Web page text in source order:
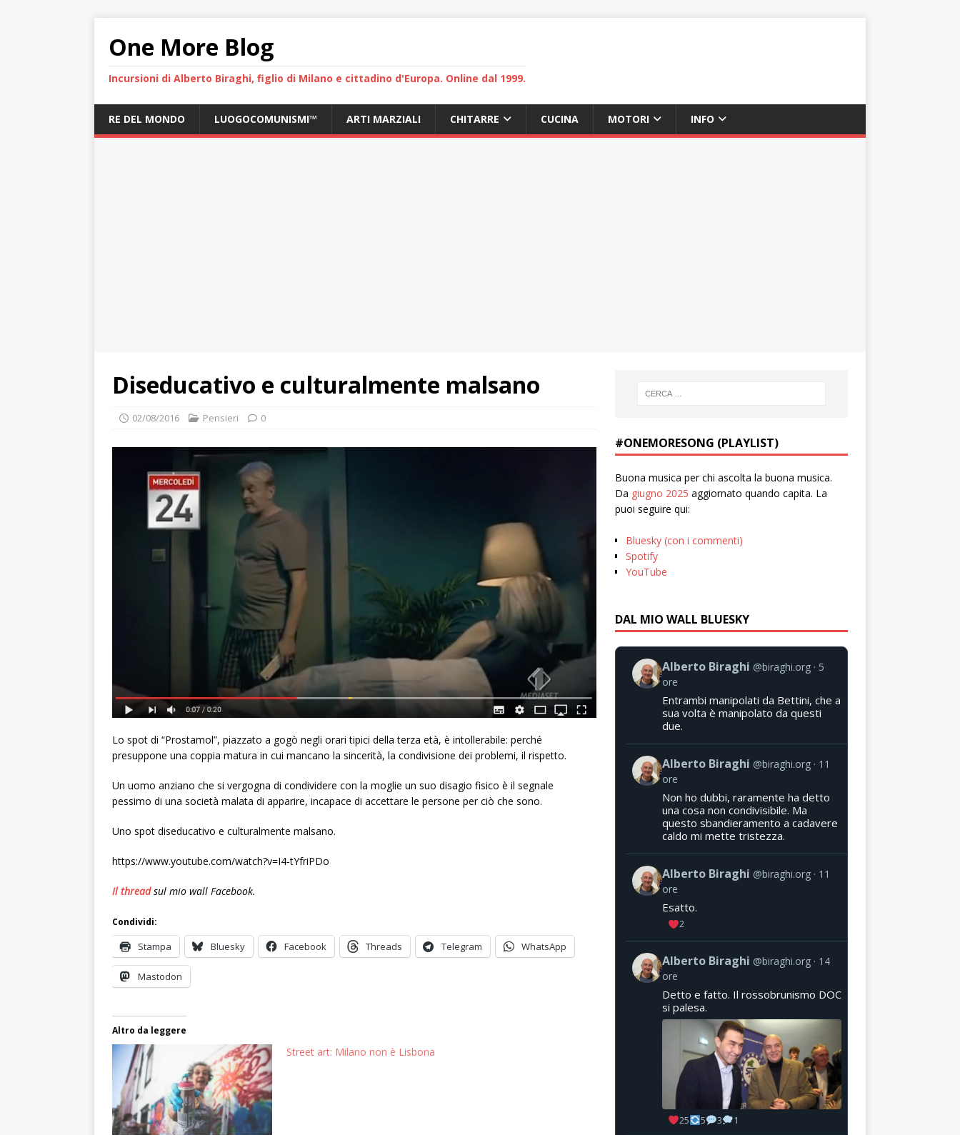
One More Blog
Incursioni di Alberto Biraghi, figlio di Milano e cittadino d'Europa. Online dal 1999.
RE DEL MONDO LUOGOCOMUNISMI™ ARTI MARZIALI CHITARRE CUCINA MOTORI INFO
Diseducativo e culturalmente malsano
02/08/2016 Pensieri 0
Lo spot di “Prostamol”, piazzato a gogò negli orari tipici della terza età, è intollerabile: perché
presuppone una coppia matura in cui mancano la sincerità, la condivisione dei problemi, il rispetto.
Un uomo anziano che si vergogna di condividere con la moglie un suo disagio fisico è il segnale
pessimo di una società malata di apparire, incapace di accettare le persone per ciò che sono.
Uno spot diseducativo e culturalmente malsano.
https://www.youtube.com/watch?v=I4-tYfriPDo
Il threadsul mio wall Facebook.
Condividi:
Stampa Bluesky Facebook Threads Telegram WhatsApp
Mastodon
Altro da leggere
Street art: Milano non è Lisbona
#ONEMORESONG (PLAYLIST)
Buona musica per chi ascolta la buona musica.
Da giugno 2025 aggiornato quando capita. La
puoi seguire qui:
Bluesky (con i commenti)
Spotify
YouTube
DAL MIO WALL BLUESKY
Alberto Biraghi @biraghi.org
5
ore
Entrambi manipolati da Bettini, che a
sua volta è manipolato da questi
due.
Alberto Biraghi @biraghi.org
11
ore
Non ho dubbi, raramente ha detto
una cosa non condivisibile. Ma
questo sbandieramento a cadavere
caldo mi mette tristezza.
Alberto Biraghi @biraghi.org
11
ore
Esatto.
2
Alberto Biraghi @biraghi.org
14
ore
Detto e fatto. Il rossobrunismo DOC
si palesa.
25 5 3 1